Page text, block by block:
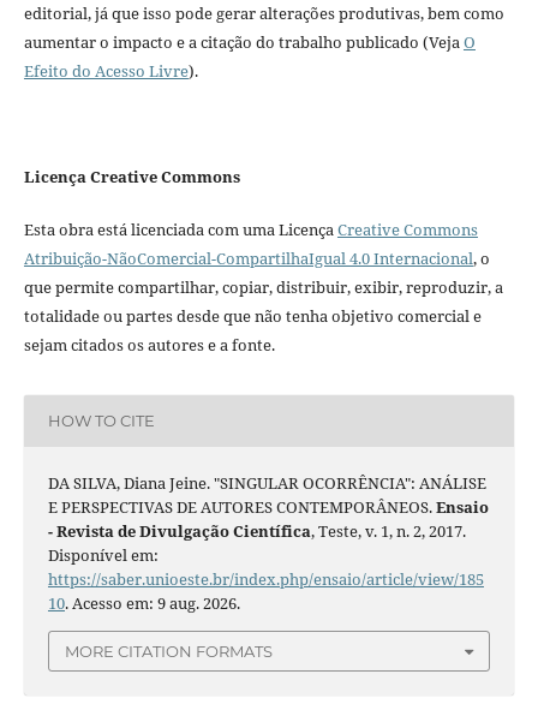
editorial, já que isso pode gerar alterações produtivas, bem como
aumentar o impacto e a citação do trabalho publicado (VejaO
Efeito do Acesso Livre).
Licença Creative Commons
Esta obra está licenciada com uma LicençaCreative Commons
Atribuição-NãoComercial-CompartilhaIgual 4.0 Internacional, o
que permite compartilhar, copiar, distribuir, exibir, reproduzir, a
totalidade ou partes desde que não tenha objetivo comercial e
sejam citados os autores e a fonte.
HOW TO CITE
DA SILVA, Diana Jeine. "SINGULAR OCORRÊNCIA": ANÁLISE
E PERSPECTIVAS DE AUTORES CONTEMPORÂNEOS.Ensaio
- Revista de Divulgação Científica, Teste, v. 1, n. 2, 2017.
Disponível em:
https://saber.unioeste.br/index.php/ensaio/article/view/185
10. Acesso em: 9 aug. 2026.
MORE CITATION FORMATS